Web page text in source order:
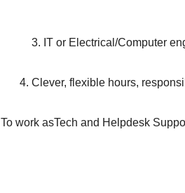
3. IT or Electrical/Computer
4. Clever, flexible hours,
To work asTech and Helpdesk